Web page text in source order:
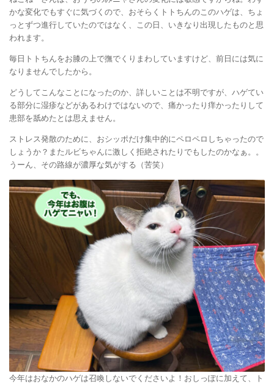
かな変化でもすぐに気づくので、おそらくトトちんのこのハゲは、ちょ
っとずつ進行していたのではなく、この日、いきなり出現したものと思
われます。
毎日トトちんをお膝の上で撫でくりまわしていますけど、前日には気に
なりませんでしたから。
どうしてこんなことになったのか、詳しいことは不明ですが、ハゲてい
る部分に湿疹などがあるわけではないので、痛かったり痒かったりして
患部を舐めたとは思えません。
ストレス発散のために、おシッポだけ集中的にペロペロしちゃったので
しょうか？またルビちゃんに激しく拒絶されたりでもしたのかなぁ。。
うーん、その路線が濃厚な気がする（苦笑）
今年はおなかのハゲは召喚しないでくださいよ！おしっぽに加えて、ト